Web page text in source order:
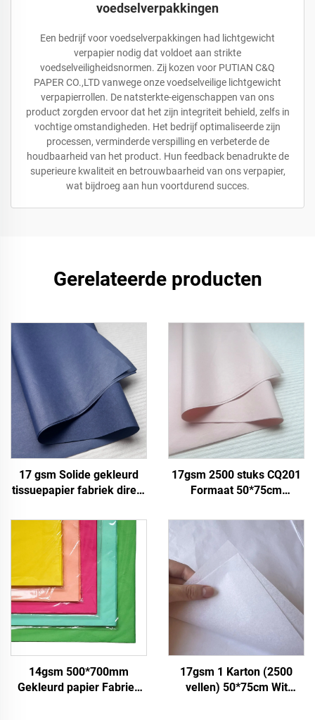
voedselverpakkingen
Een bedrijf voor voedselverpakkingen had lichtgewicht
verpapier nodig dat voldoet aan strikte
voedselveiligheidsnormen. Zij kozen voor PUTIAN C&Q
PAPER CO.,LTD vanwege onze voedselveilige lichtgewicht
verpapierrollen. De natsterkte-eigenschappen van ons
product zorgden ervoor dat het zijn integriteit behield, zelfs in
vochtige omstandigheden. Het bedrijf optimaliseerde zijn
processen, verminderde verspilling en verbeterde de
houdbaarheid van het product. Hun feedback benadrukte de
superieure kwaliteit en betrouwbaarheid van ons verpapier,
wat bijdroeg aan hun voortdurend succes.
Gerelateerde producten
17 gsm Solide gekleurd
tissuepapier fabriek direct
voedsel fruit appel tomaat
druif verpakkingspapier
17gsm 2500 stuks CQ201
Formaat 50*75cm
Fabriek direct Voedsel
Fruit Kleding T-shirt
Schoenen
Verpakkingspapier
14gsm 500*700mm
Gekleurd papier Fabriek
17gsm 1 Karton (2500
vellen) 50*75cm Wit